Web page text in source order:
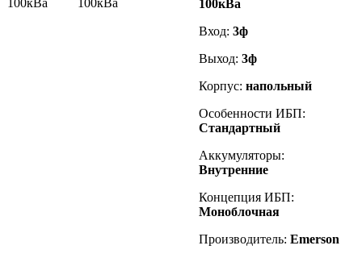
100кВа
Вход: 3ф
Выход: 3ф
Корпус: напольный
Особенности ИБП:
Стандартный
Аккумуляторы:
Внутренние
Концепция ИБП:
Моноблочная
Производитель: Emerson